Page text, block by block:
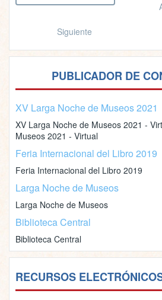
Siguiente
PUBLICADOR DE
XV Larga Noche de Museos 2021
XV Larga Noche de Museos 2021 -
Museos 2021 - Virtual
Feria Internacional del Libro 2019
Feria Internacional del Libro 2019
Larga Noche de Museos
Larga Noche de Museos
Biblioteca Central
Biblioteca Central